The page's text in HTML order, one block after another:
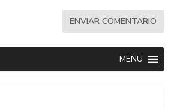
MENU